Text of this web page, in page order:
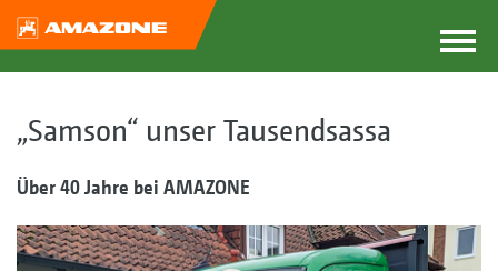
„Samson“ unser Tausendsassa
Über 40 Jahre bei AMAZONE